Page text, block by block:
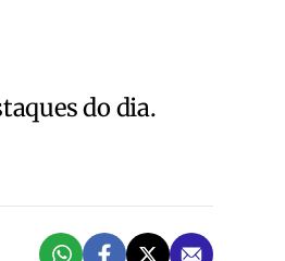
do dia.